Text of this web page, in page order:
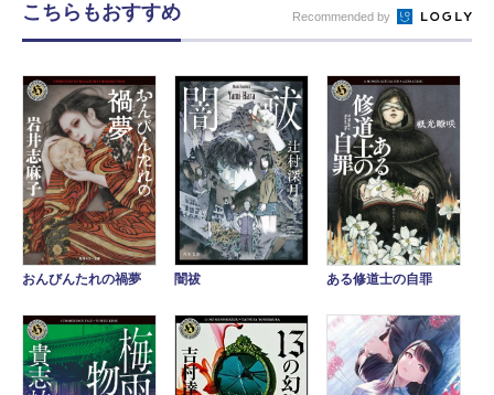
こちらもおすすめ Recommended by
おんびんたれの禍夢 闇祓 ある修道士の自罪